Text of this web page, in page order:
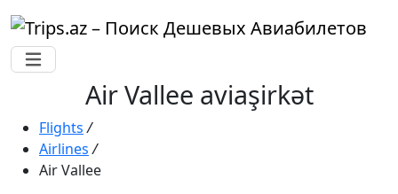
Air Vallee aviaşirkət
Flights /
Airlines /
Air Vallee